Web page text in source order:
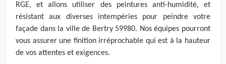
RGE, et allons utiliser des peintures anti-humidité, et
résistant aux diverses intempéries pour peindre votre
façade dans la ville de Bertry 59980. Nos équipes pourront
vous assurer une finition irréprochable qui est à la hauteur
de vos attentes et exigences.